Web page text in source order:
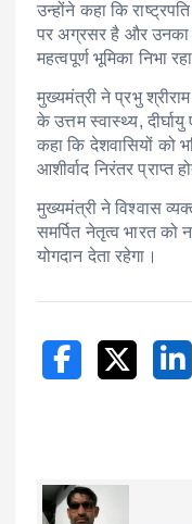
उन्होंने कहा कि
पर अग्रसर है और उनका
महत्वपूर्ण भूमिका निभा
मुख्यमंत्री ने प्रभु श्रीराम
के उत्तम स्वास्थ्य,
कहा कि देशवासियों को
आशीर्वाद निरंतर प्राप्त
मुख्यमंत्री ने विश्वास
समर्पित नेतृत्व भारत को
योगदान देता रहेगा।